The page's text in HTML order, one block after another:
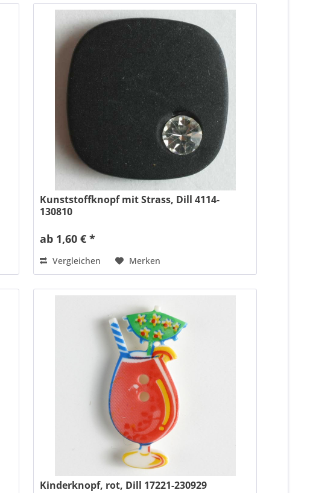
Kunststoffknopf mit Strass, Dill 4114-
130810
ab 1,60 € *
Vergleichen Merken
Kinderknopf, rot, Dill 17221-230929